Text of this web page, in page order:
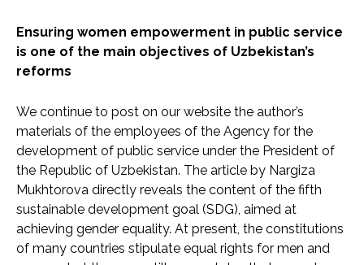
Ensuring women empowerment in public service
is one of the main objectives of Uzbekistan’s
reforms
We continue to post on our website the author’s
materials of the employees of the Agency for the
development of public service under the President of
the Republic of Uzbekistan. The article by Nargiza
Mukhtorova directly reveals the content of the fifth
sustainable development goal (SDG), aimed at
achieving gender equality. At present, the constitutions
of many countries stipulate equal rights for men and